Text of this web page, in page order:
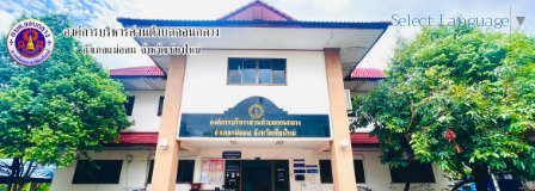
Select Language ▼